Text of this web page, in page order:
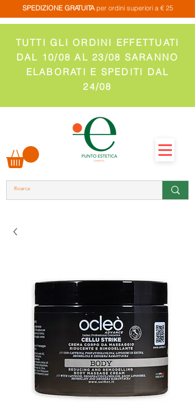
SPEDIZIONE GRATUITAper ordini superiori a € 25
TUTTI GLI ORDINI EFFETTUATI
DAL 10/08 AL 23/08 SARANNO
ELABORATI E SPEDITI DAL
24/08